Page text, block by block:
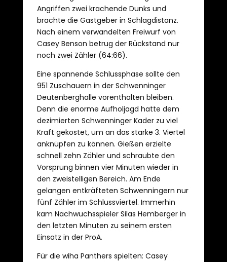
Angriffen zwei krachende Dunks und
brachte die Gastgeber in Schlagdistanz.
Nach einem verwandelten Freiwurf von
Casey Benson betrug der Rückstand nur
noch zwei Zähler (64:66).
Eine spannende Schlussphase sollte den
951 Zuschauern in der Schwenninger
Deutenberghalle vorenthalten bleiben.
Denn die enorme Aufholjagd hatte dem
dezimierten Schwenninger Kader zu viel
Kraft gekostet, um an das starke 3. Viertel
anknüpfen zu können. Gießen erzielte
schnell zehn Zähler und schraubte den
Vorsprung binnen vier Minuten wieder in
den zweistelligen Bereich. Am Ende
gelangen entkräfteten Schwenningern nur
fünf Zähler im Schlussviertel. Immerhin
kam Nachwuchsspieler Silas Hemberger in
den letzten Minuten zu seinem ersten
Einsatz in der ProA.
Für die wiha Panthers spielten: Casey